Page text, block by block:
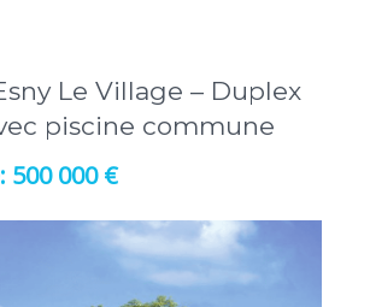
Le Village – Duplex
piscine commune
500 000 €